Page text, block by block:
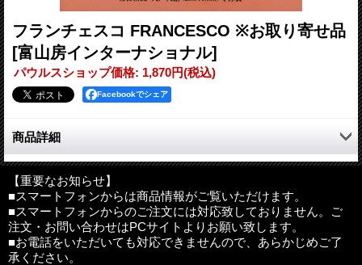
フランチェスコ FRANCESCO ※お取り寄せ品
[富山房インターナショナル]
パウルスショップ価格: 1,870円(税込)
Facebookでシェア
商品詳細
「私を平和の道具にお使い下さい!」富や名声をすて人生を旅の
ように生きた中世イタリアの若者、アシジの聖フランチェスコ。
その祈りをいまこそ世界中の若者に。絵本の原点といわれる作品
の復刊。'94ユニセフエズラ・ジャック・キーツ国際絵本画家最
優秀賞。
【重要なお知らせ】
■スマートフォンからは商品情報がご覧いただけます。
■スマートフォンからのご注文には対応致しておりません。ご
注文・お問い合わせはPCサイトよりお願い致します。
■お電話をいただいても対応できませんので、あらかじめご了
承ください。